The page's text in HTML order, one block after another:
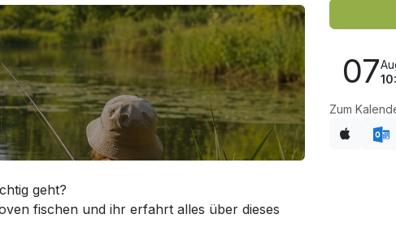
geht?
fischen und ihr erfahrt alles über dieses
07
Zum